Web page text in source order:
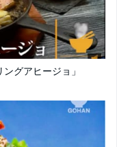
グアヒージョ」